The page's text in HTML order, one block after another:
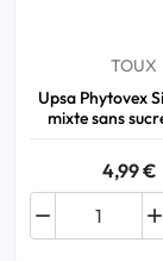
TOUX
Upsa Phytovex
mixte sans
4,99 €

